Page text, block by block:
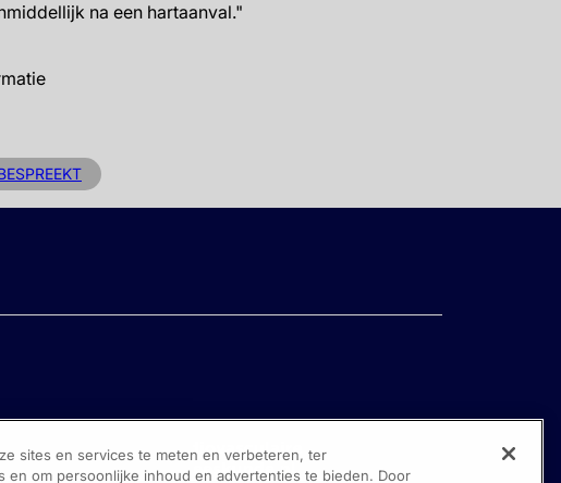
na een hartaanval."
sites en services te meten en verbeteren, ter
en om persoonlijke inhoud en advertenties te bieden. Door